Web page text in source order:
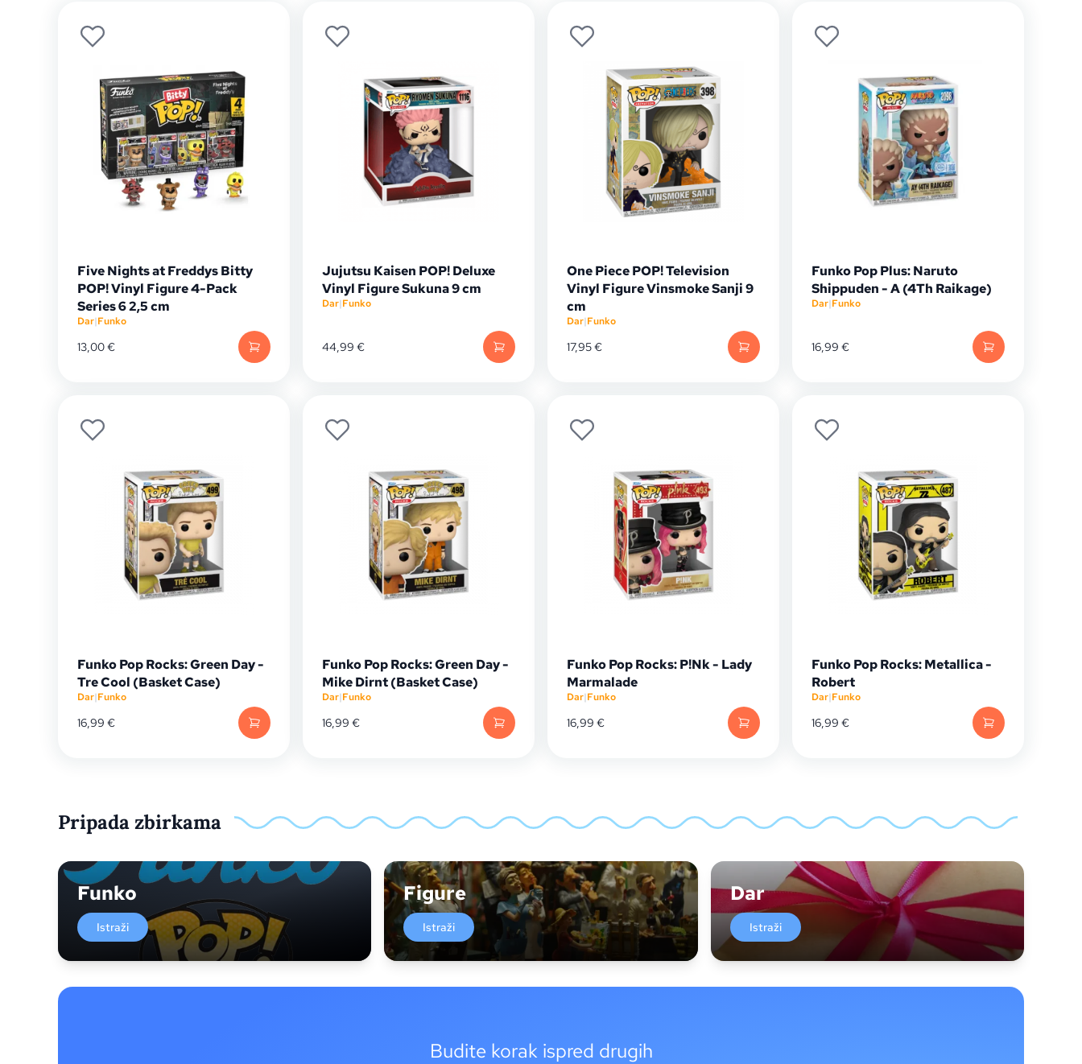
Five Nights at Freddys Bitty
POP! Vinyl Figure 4-Pack
Series 6 2,5 cm
Dar|Funko
13,00€
Jujutsu Kaisen POP! Deluxe
Vinyl Figure Sukuna 9 cm
Dar|Funko
44,99 €
One Piece POP! Television
Vinyl Figure Vinsmoke Sanji 9
cm
Dar|Funko
17,95€
Funko Pop Plus: Naruto
Shippuden - A (4Th Raikage)
Dar|Funko
16,99 €
Funko Pop Rocks: Green Day -
Tre Cool (Basket Case)
Dar|Funko
16,99 €
Funko Pop Rocks: Green Day -
Mike Dirnt (Basket Case)
Dar|Funko
16,99 €
Funko Pop Rocks: P!Nk - Lady
Marmalade
Dar|Funko
16,99 €
Funko Pop Rocks: Metallica -
Robert
Dar|Funko
16,99 €
Pripada zbirkama
Funko
Istraži
Figure
Istraži
Dar
Istraži
Budite korak ispred drugih